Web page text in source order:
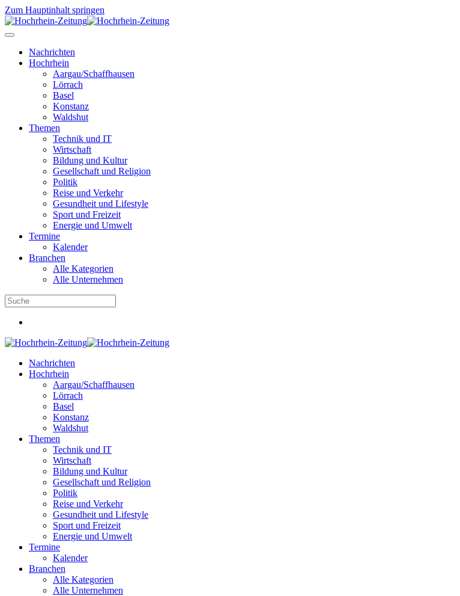
Zum Hauptinhalt springen
Nachrichten
Hochrhein
Aargau/Schaffhausen
Lörrach
Basel
Konstanz
Waldshut
Themen
Technik und IT
Wirtschaft
Bildung und Kultur
Gesellschaft und Religion
Politik
Reise und Verkehr
Gesundheit und Lifestyle
Sport und Freizeit
Energie und Umwelt
Termine
Kalender
Branchen
Alle Kategorien
Alle Unternehmen
Nachrichten
Hochrhein
Aargau/Schaffhausen
Lörrach
Basel
Konstanz
Waldshut
Themen
Technik und IT
Wirtschaft
Bildung und Kultur
Gesellschaft und Religion
Politik
Reise und Verkehr
Gesundheit und Lifestyle
Sport und Freizeit
Energie und Umwelt
Termine
Kalender
Branchen
Alle Kategorien
Alle Unternehmen